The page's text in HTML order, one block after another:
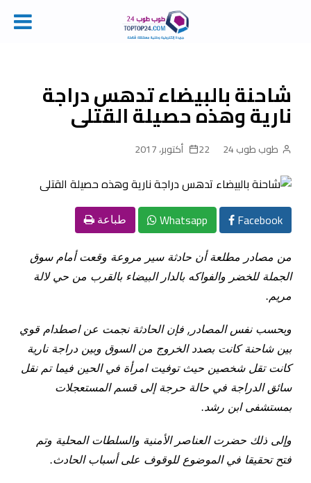
contentشاحنة بالبيضاء تدهس دراجة
نارية وهذه حصيلة القتلى
طوب طوب 24 22 أكتوبر، 2017
Facebook
Whatsapp طباعة
من مصادر مطلعة أن حادثة سير مروعة وقعت أمام سوق
الجملة للخضر والفواكه بالدار البيضاء بالقرب من حي لالة
مريم.
وبحسب نفس المصادر, فإن الحادثة نجمت عن اصطدام قوي
بين شاحنة كانت بصدد الخروج من السوق وبين دراجة نارية
كانت تقل شخصين حيث توفيت امرأة في الحين فيما تم نقل
سائق الدراجة في حالة حرجة إلى قسم المستعجلات
بمستشفى ابن رشد.
وإلى ذلك حضرت العناصر الأمنية والسلطات المحلية وتم
فتح تحقيقا في الموضوع للوقوف على أسباب الحادث.